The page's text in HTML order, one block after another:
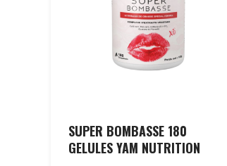
SUPER BOMBASSE 180
GELULES YAM NUTRITION